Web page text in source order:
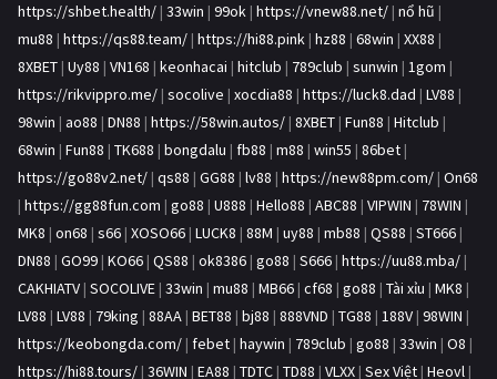
https://shbet.health/ | 33win | 99ok | https://vnew88.net/ | nổ hũ |
mu88 | https://qs88.team/ | https://hi88.pink | hz88 | 68win | XX88 |
8XBET | Uy88 | VN168 | keonhacai | hitclub | 789club | sunwin | 1gom |
https://rikvippro.me/ | socolive | xocdia88 | https://luck8.dad | LV88 |
98win | ao88 | DN88 | https://58win.autos/ | 8XBET | Fun88 | Hitclub |
68win | Fun88 | TK688 | bongdalu | fb88 | m88 | win55 | 86bet |
https://go88v2.net/ | qs88 | GG88 | lv88 | https://new88pm.com/ | On68
| https://gg88fun.com | go88 | U888 | Hello88 | ABC88 | VIPWIN | 78WIN |
MK8 | on68 | s66 | XOSO66 | LUCK8 | 88M | uy88 | mb88 | QS88 | ST666 |
DN88 | GO99 | KO66 | QS88 | ok8386 | go88 | S666 | https://uu88.mba/ |
CAKHIATV | SOCOLIVE | 33win | mu88 | MB66 | cf68 | go88 | Tài xỉu | MK8 |
LV88 | LV88 | 79king | 88AA | BET88 | bj88 | 888VND | TG88 | 188V | 98WIN |
https://keobongda.com/ | febet | haywin | 789club | go88 | 33win | O8 |
https://hi88.tours/ | 36WIN | EA88 | TDTC | TD88 | VLXX | Sex Việt | Heovl |